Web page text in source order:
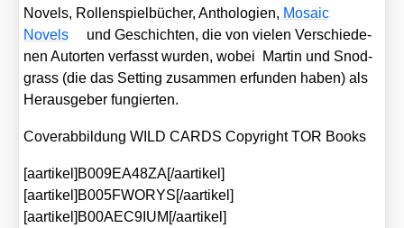
Novels, Rol­len­spiel­bü­cher, Antho­lo­gien, Mosaic
Novels
und Geschich­ten, die von vie­len Ver­schie­de­
nen Autor­ten ver­fasst wur­den, wobei Mar­tin und Snod­
grass (die das Set­ting zusam­men erfun­den haben) als
Her­aus­ge­ber fun­gier­ten.
Cover­ab­bil­dung WILD CARDS Copy­right TOR Books
[aartikel]B009EA48ZA[/aartikel]
[aartikel]B005FWORYS[/aartikel]
[aartikel]B00AEC9IUM[/aartikel]